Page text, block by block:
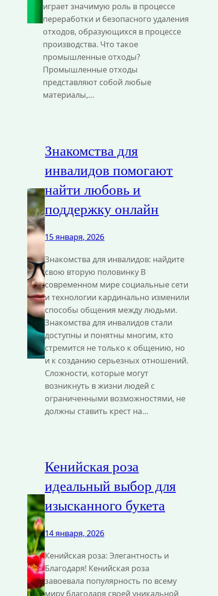
играет значимую роль в процессе
переработки и безопасного удаления
отходов, образующихся в процессе
производства. Что такое
промышленные отходы?
Промышленные отходы
представляют собой любые
материалы,…
Знакомства для
инвалидов помогают
найти любовь и
поддержку онлайн
15 января, 2026
Знакомства для инвалидов: найдите
свою вторую половинку В
современном мире социальные сети
и технологии кардинально изменили
способы общения между людьми.
Знакомства для инвалидов стали
доступны и понятны многим, кто
стремится не только к общению, но
и к созданию серьезных отношений.
Сложности, которые могут
возникнуть в жизни людей с
ограниченными возможностями, не
должны ставить крест на…
Кенийская роза
идеальный выбор для
изысканного букета
14 января, 2026
Кенийская роза: Элегантность и
Благодаря! Кенийская роза
завоевала популярность по всему
миру благодаря своей уникальной